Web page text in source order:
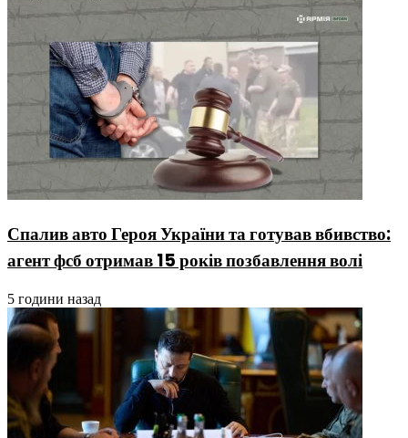
Спалив авто Героя України та готував вбивство:
агент фсб отримав 15 років позбавлення волі
5 години назад